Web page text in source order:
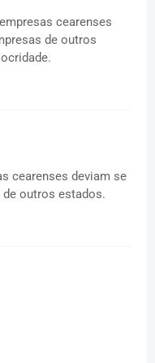
cearenses
de outros
cearenses deviam se
outros estados.